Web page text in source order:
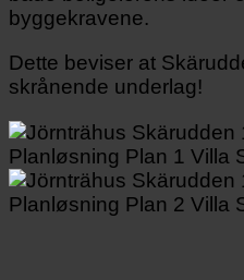
byggekravene.
Dette beviser at
skrånende underlag!